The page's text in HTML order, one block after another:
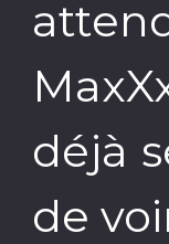
déjà
de